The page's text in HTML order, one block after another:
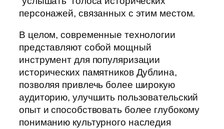
персонажей, связанных с этим местом.
В целом, современные технологии
представляют собой мощный
инструмент для популяризации
исторических памятников Дублина,
позволяя привлечь более широкую
аудиторию, улучшить пользовательский
опыт и способствовать более глубокому
пониманию культурного наследия